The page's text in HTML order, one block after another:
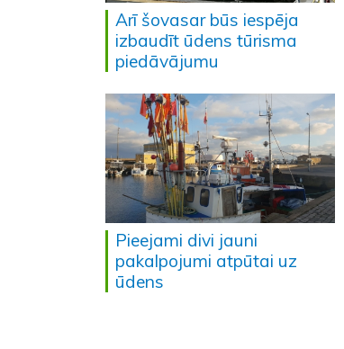
Arī šovasar būs iespēja
izbaudīt ūdens tūrisma
piedāvājumu
Pieejami divi jauni
pakalpojumi atpūtai uz
ūdens